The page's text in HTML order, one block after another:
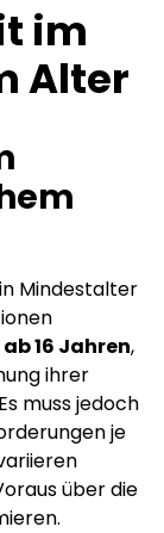
im
Alter
Mindestalter
ab 16 Jahren,
ihrer
muss jedoch
je
über die